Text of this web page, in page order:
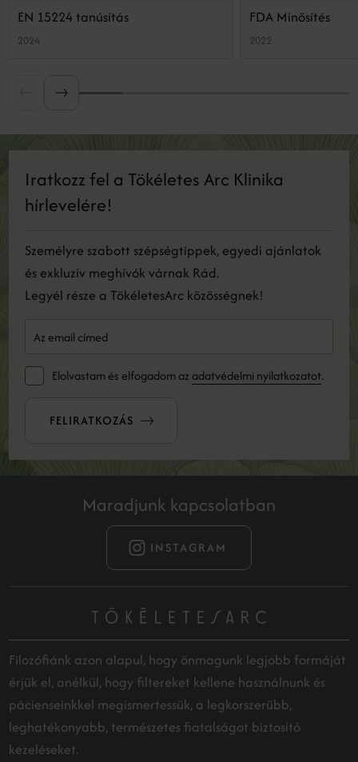
EN 15224 tanúsítás
2024
FDA Minősítés
2022
Iratkozz fel a Tökéletes Arc Klinika
hírlevelére!
Személyre szabott szépségtippek, egyedi ajánlatok
és exkluzív meghívók várnak Rád.
Legyél része a TökéletesArc közösségnek!
Elolvastam és elfogadom az adatvédelmi nyilatkozatot.
FELIRATKOZÁS
Maradjunk kapcsolatban
INSTAGRAM
Filozófiánk azon alapul, hogy önmagunk legjobb formáját
érjük el, anélkül, hogy filtereket kellene használnunk és
pácienseinkkel megismertessük, a legkorszerűbb,
leghatékonyabb, természetes fiatalságot biztosító
kezeléseket.